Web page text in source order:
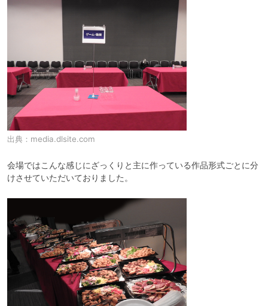
出典： media.dlsite.com
会場ではこんな感じにざっくりと主に作っている作品形式ごとに分
けさせていただいておりました。